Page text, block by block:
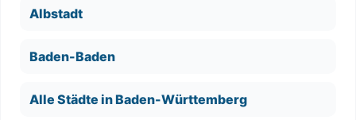
Albstadt
Baden-Baden
Alle Städte in Baden-Württemberg